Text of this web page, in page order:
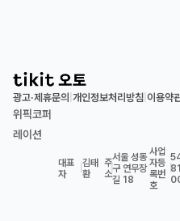
광고·제휴문의 개인정보처리방침 이용약
위픽코퍼
레이션
대표
자
|김태
환
주
소|
서울 성동
구 연무장
길 18
사업
자등
록번
호
|